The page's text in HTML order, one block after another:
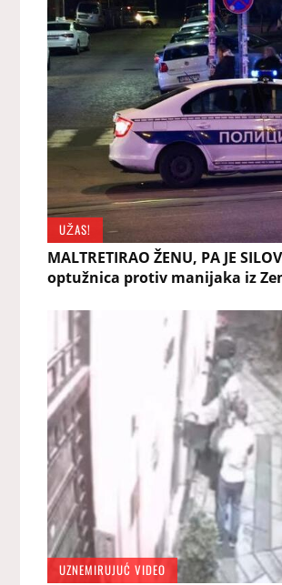
UŽAS!
MALTRETIRAO ŽENU, PA JE
optužnica protiv manijaka iz
UZNEMIRUJUĆ VIDEO